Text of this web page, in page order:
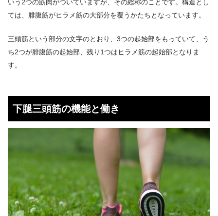
いう2つの筋肉がついていますが、その総称のことです。構造とし
ては、腓腹筋がヒラメ筋の大部分を覆うかたちとなっています。
三頭筋という部分の文字のとおり、3つの起始部をもっていて、う
ち2つが腓腹筋の起始部、残り1つはヒラメ筋の起始部となりま
す。
下腿三頭筋の機能と働き